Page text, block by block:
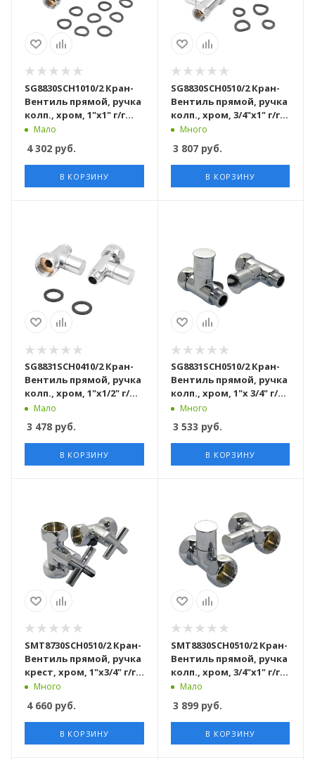
SG8830SCH1010/2 Кран-
Вентиль прямой, ручка
колп., хром, 1"х1" г/г
для п/с, 10 пар/кор
Мало
4 302 руб.
В КОРЗИНУ
SG8830SCH0510/2 Кран-
Вентиль прямой, ручка
колп., хром, 3/4"х1" г/г,
10 пар/кор
Много
3 807руб.
В КОРЗИНУ
SG8831SCH0410/2 Кран-
Вентиль прямой, ручка
колп., хром, 1"х1/2" г/ш,
10 пар/кор
Мало
3 478 руб.
В КОРЗИНУ
SG8831SCH0510/2 Кран-
Вентиль прямой, ручка
колп., хром, 1"х 3/4" г/ш,
10 пар/кор
Много
3 533 руб.
В КОРЗИНУ
SMT8730SCH0510/2 Кран-
Вентиль прямой, ручка
крест, хром, 1"х3/4" г/г,
10 пар/кор
Много
4 660 руб.
В КОРЗИНУ
SMT8830SCH0510/2 Кран-
Вентиль прямой, ручка
колп., хром, 3/4"х1" г/г,
10 пар/кор
Мало
3 899руб.
В КОРЗИНУ